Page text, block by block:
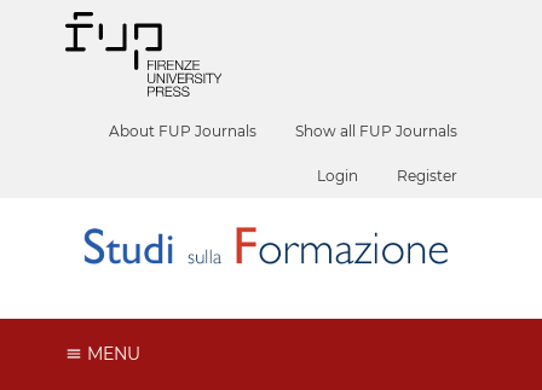
About FUP Journals Show all FUP Journals
Login Register
MENU